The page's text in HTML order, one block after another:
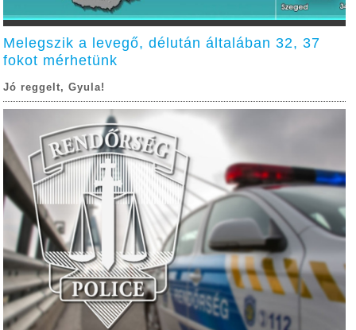
Melegszik a levegő, délután általában 32, 37
fokot mérhetünk
Jó reggelt, Gyula!